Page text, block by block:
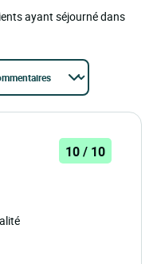
ayant séjourné dans
10 / 10